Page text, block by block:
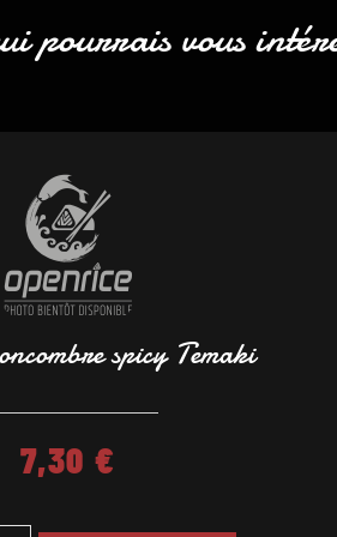
pourrais vous
spicy Temaki
7,30€